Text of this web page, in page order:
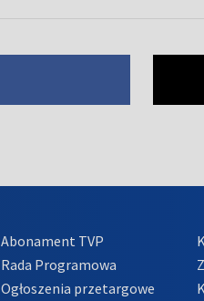
Abonament TVP
Rada Programowa
Ogłoszenia przetargowe